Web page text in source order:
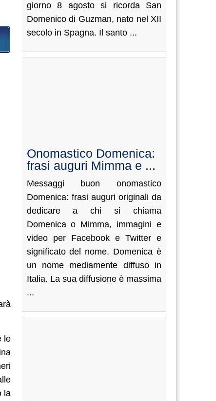
le
la
giorno 8 agosto si ricorda San
Domenico di Guzman, nato nel XII
secolo in Spagna. Il santo ...
Onomastico Domenica:
frasi auguri Mimma e ...
Messaggi buon onomastico
Domenica: frasi auguri originali da
dedicare a chi si chiama
Domenica o Mimma, immagini e
video per Facebook e Twitter e
significato del nome. Domenica è
un nome mediamente diffuso in
Italia. La sua diffusione è massima
...